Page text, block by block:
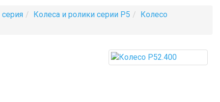
Колеса и ролики серии P5 Колесо